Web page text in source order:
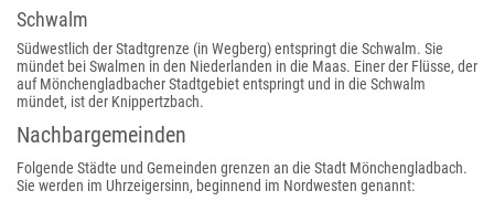
Schwalm
Südwestlich der Stadtgrenze (in Wegberg) entspringt die Schwalm. Sie
mündet bei Swalmen in den Niederlanden in die Maas. Einer der Flüsse, der
auf Mönchengladbacher Stadtgebiet entspringt und in die Schwalm
mündet, ist der Knippertzbach.
Nachbargemeinden
Folgende Städte und Gemeinden grenzen an die Stadt Mönchengladbach.
Sie werden im Uhrzeigersinn, beginnend im Nordwesten genannt: